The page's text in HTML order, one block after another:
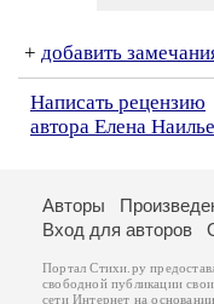
+ добавить
Написать рецензию
автора Елена
Авторы
Вход для авторов
Портал Стихи.ру
свободной публикации
сети Интернет на